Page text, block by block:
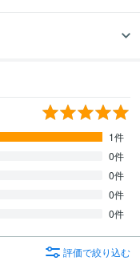
1件
0件
0件
0件
0件
評価で絞り込む